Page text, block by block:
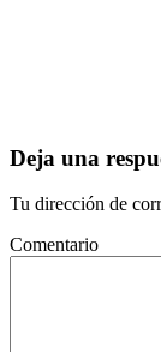
Deja una
Tu dirección de
Comentario